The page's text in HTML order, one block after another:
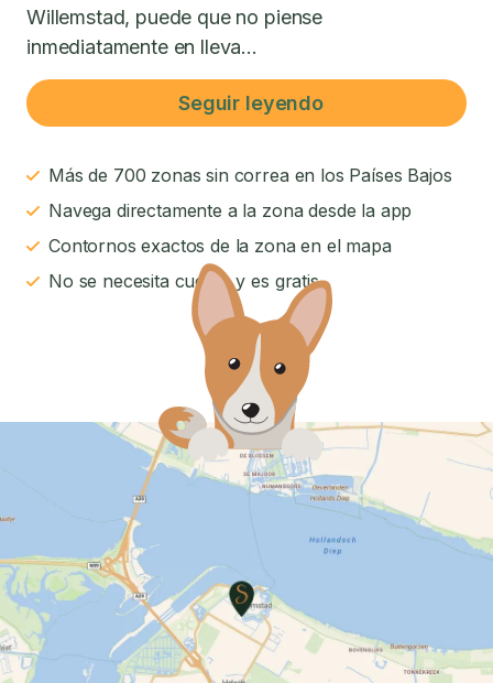
Willemstad, puede que no piense
inmediatamente en lleva...
Seguir leyendo
Más de 700 zonas sin correa en los Países Bajos
Navega directamente a la zona desde la app
Contornos exactos de la zona en el mapa
No se necesita cuenta y es gratis